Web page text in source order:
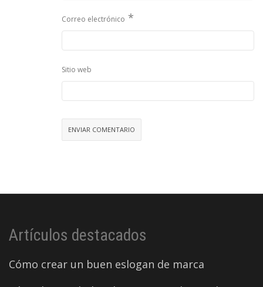
Correo electrónico *
Sitio web
Artículos destacados
Cómo crear un buen eslogan de marca